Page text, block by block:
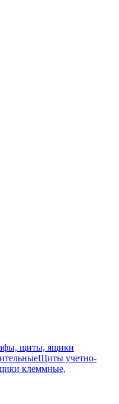
щиты, ящики
Щиты учетно-
клеммные,